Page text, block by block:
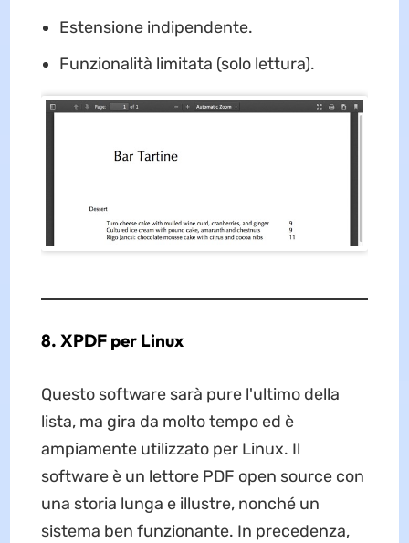
Estensione indipendente.
Funzionalità limitata (solo lettura).
8. XPDF per Linux
Questo software sarà pure l'ultimo della
lista, ma gira da molto tempo ed è
ampiamente utilizzato per Linux. Il
software è un lettore PDF open source con
una storia lunga e illustre, nonché un
sistema ben funzionante. In precedenza,